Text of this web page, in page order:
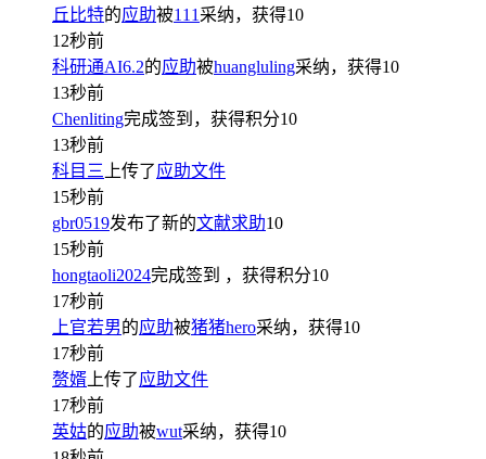
丘比特的应助被111采纳，获得10
12秒前
科研通AI6.2的应助被huangluling采纳，获得10
13秒前
Chenliting完成签到，获得积分10
13秒前
科目三上传了 应助文件
15秒前
gbr0519发布了新的文献求助10
15秒前
hongtaoli2024完成签到 ，获得积分10
17秒前
上官若男 的应助被猪猪hero采纳，获得10
17秒前
赘婿上传了 应助文件
17秒前
英姑的应助被wut采纳，获得10